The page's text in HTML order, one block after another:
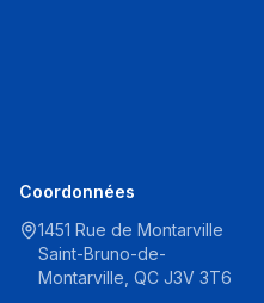
Coordonnées
1451 Rue de Montarville
Saint-Bruno-de-
Montarville, QC J3V 3T6